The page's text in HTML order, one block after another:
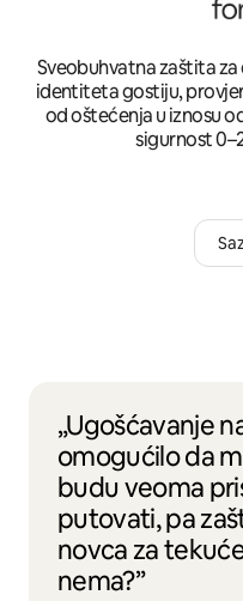
Sveobuhvatna zaštita
identiteta gostiju,
od oštećenja u iznosu
sigurnost
„Ugošćavanje
omogućilo da
budu veoma
putovati, pa
novca za
nema?”